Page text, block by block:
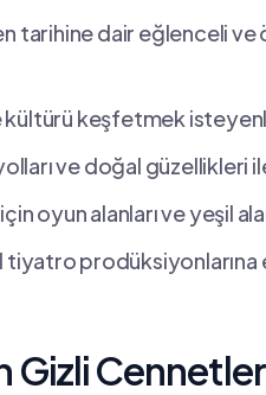
tarihine‌ dair eğlenceli​
kültürü ‍keşfetmek
ve doğal
oyun alanları ve yeşil
tiyatro⁤ prodüksiyonlarına
Gizli